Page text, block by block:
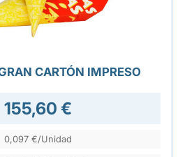
CARTÓN IMPRESO
155,60 €
0,097 €/Unidad